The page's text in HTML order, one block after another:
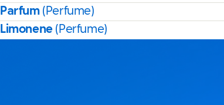
Parfum (Perfume)
Limonene (Perfume)